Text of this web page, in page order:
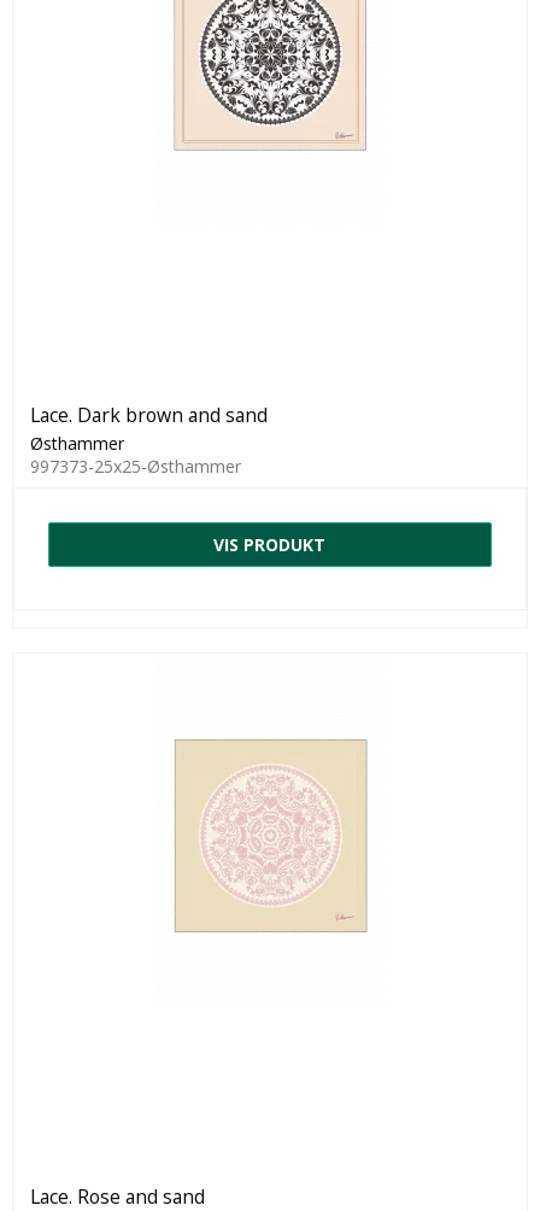
Lace. Dark brown and sand
Østhammer
997373-25x25-Østhammer
VIS PRODUKT
Lace. Rose and sand